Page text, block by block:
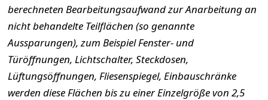
berechneten Bearbeitungsaufwand zur Anarbeitung an
nicht behandelte Teilflächen (so genannte
Aussparungen), zum Beispiel Fenster- und
Türöffnungen, Lichtschalter, Steckdosen,
Lüftungsöffnungen, Fliesenspiegel, Einbauschränke
werden diese Flächen bis zu einer Einzelgröße von 2,5